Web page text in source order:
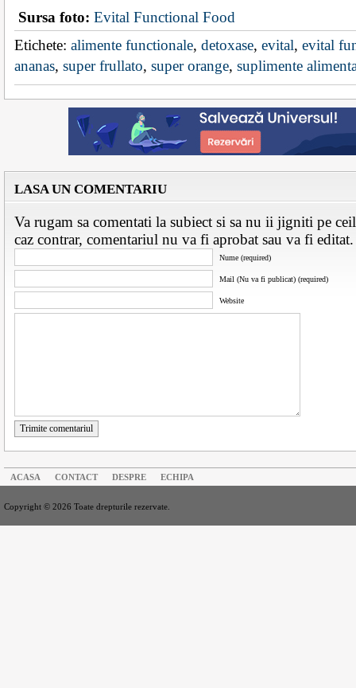
Sursa foto: Evital Functional Food
Etichete: alimente functionale, detoxase, evital, evital
ananas, super frullato, super orange, suplimente
LASA UN COMENTARIU
Va rugam sa comentati la subiect si sa nu ii jigniti pe
caz contrar, comentariul nu va fi aprobat sau va fi
Nume (required)
Mail (Nu va fi publicat) (required)
Website
Trimite comentariul
ACASA CONTACT DESPRE ECHIPA
Copyright © 2026 Toate drepturile rezervate.